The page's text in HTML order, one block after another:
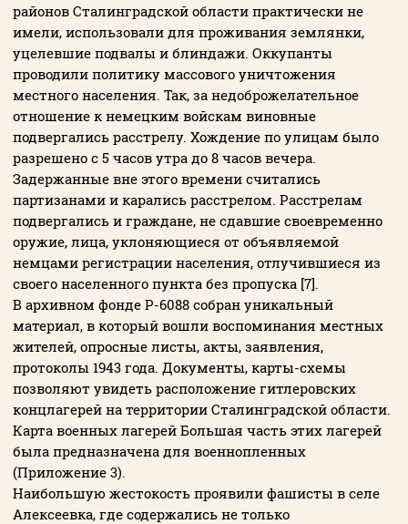
районов Сталинградской области практически не
имели, использовали для проживания землянки,
уцелевшие подвалы и блиндажи. Оккупанты
проводили политику массового уничтожения
местного населения. Так, за недоброжелательное
отношение к немецким войскам виновные
подвергались расстрелу. Хождение по улицам было
разрешено с 5 часов утра до 8 часов вечера.
Задержанные вне этого времени считались
партизанами и карались расстрелом. Расстрелам
подвергались и граждане, не сдавшие своевременно
оружие, лица, уклоняющиеся от объявляемой
немцами регистрации населения, отлучившиеся из
своего населенного пункта без пропуска [7].
В архивном фонде Р-6088 собран уникальный
материал, в который вошли воспоминания местных
жителей, опросные листы, акты, заявления,
протоколы 1943 года. Документы, карты-схемы
позволяют увидеть расположение гитлеровских
концлагерей на территории Сталинградской области.
Карта военных лагерей Большая часть этих лагерей
была предназначена для военнопленных
(Приложение 3).
Наибольшую жестокость проявили фашисты в селе
Алексеевка, где содержались не только